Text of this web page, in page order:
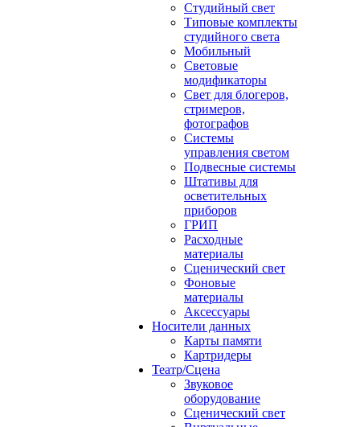
Студийный свет
Типовые комплекты
студийного света
Мобильный
Световые
модификаторы
Свет для блогеров,
стримеров,
фотографов
Системы
управления светом
Подвесные системы
Штативы для
осветительных
приборов
ГРИП
Расходные
материалы
Сценический свет
Фоновые
материалы
Аксессуары
Носители данных
Карты памяти
Картридеры
Театр/Сцена
Звуковое
оборудование
Сценический свет